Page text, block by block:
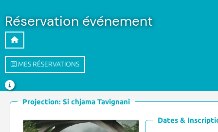
Réservation événement
MES RÉSERVATIONS
Projection: Si chjama Tavignani
Dates &